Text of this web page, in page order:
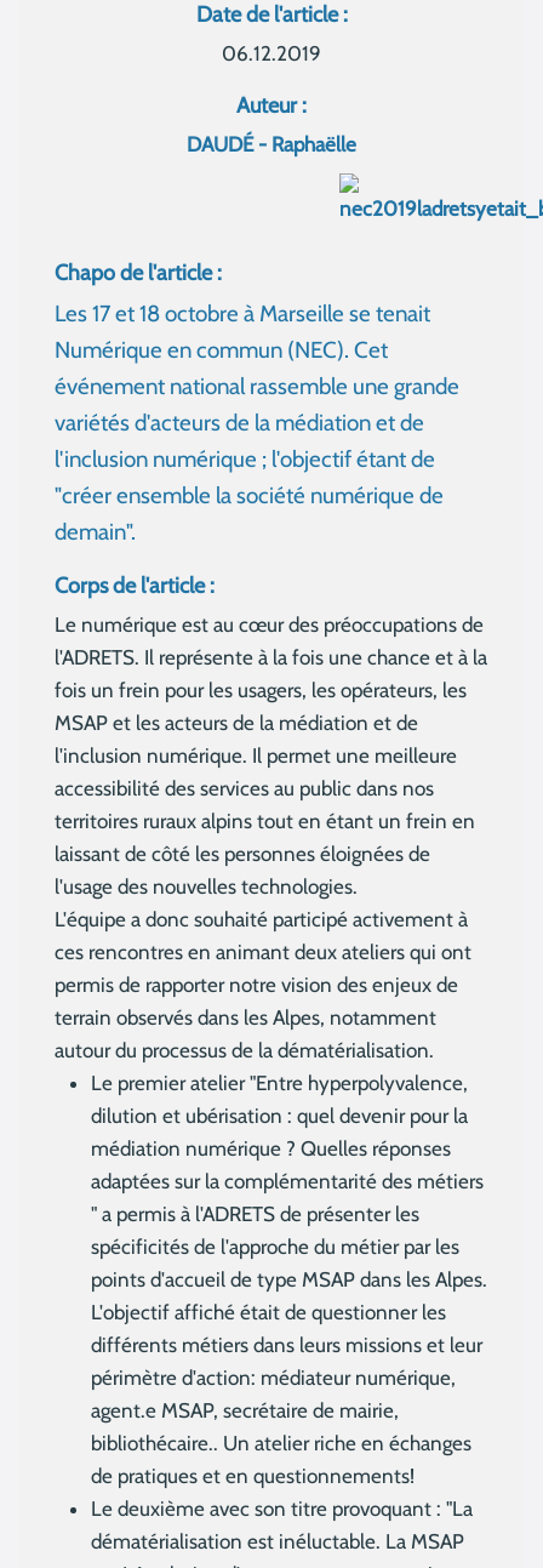
Date de l'article :
06.12.2019
Auteur :
DAUDÉ - Raphaëlle
Chapo de l'article :
Les 17 et 18 octobre à Marseille se tenait
Numérique en commun (NEC). Cet
événement national rassemble une grande
variétés d'acteurs de la médiation et de
l'inclusion numérique ; l'objectif étant de
"créer ensemble la société numérique de
demain".
Corps de l'article :
Le numérique est au cœur des préoccupations de
l'ADRETS. Il représente à la fois une chance et à la
fois un frein pour les usagers, les opérateurs, les
MSAP et les acteurs de la médiation et de
l'inclusion numérique. Il permet une meilleure
accessibilité des services au public dans nos
territoires ruraux alpins tout en étant un frein en
laissant de côté les personnes éloignées de
l'usage des nouvelles technologies.
L'équipe a donc souhaité participé activement à
ces rencontres en animant deux ateliers qui ont
permis de rapporter notre vision des enjeux de
terrain observés dans les Alpes, notamment
autour du processus de la dématérialisation.
Le premier atelier "Entre hyperpolyvalence,
dilution et ubérisation : quel devenir pour la
médiation numérique ? Quelles réponses
adaptées sur la complémentarité des métiers
" a permis à l'ADRETS de présenter les
spécificités de l'approche du métier par les
points d'accueil de type MSAP dans les Alpes.
L'objectif affiché était de questionner les
différents métiers dans leurs missions et leur
périmètre d'action: médiateur numérique,
agent.e MSAP, secrétaire de mairie,
bibliothécaire.. Un atelier riche en échanges
de pratiques et en questionnements!
Le deuxième avec son titre provoquant : "La
dématérialisation est inéluctable. La MSAP